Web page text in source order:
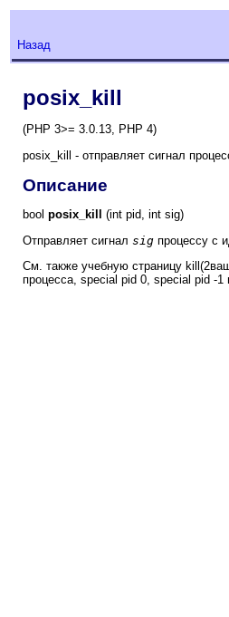
Назад
posix_kill
(PHP 3>= 3.0.13, PHP 4)
posix_kill - отправляет сигнал
Описание
bool posix_kill
(int pid, int sig)
Отправляет сигнал sig процессу с
См. также учебную страницу
процесса, special pid 0, special pid -1